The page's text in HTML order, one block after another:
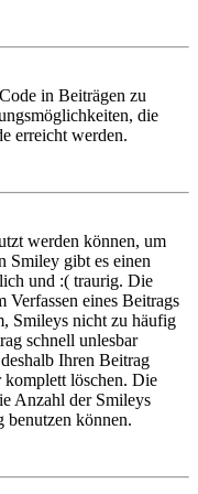
in Beiträgen zu
die
erreicht werden.
werden können, um
Smiley gibt es einen
und :( traurig. Die
Verfassen eines Beitrags
Smileys nicht zu häufig
schnell unlesbar
Ihren Beitrag
komplett löschen. Die
Anzahl der Smileys
benutzen können.